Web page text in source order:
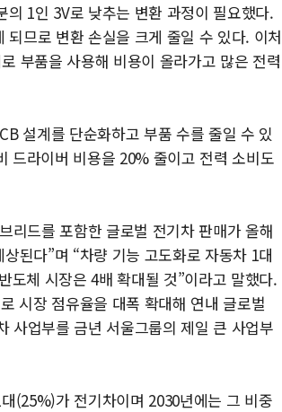
1인 3V로 낮추는 변환 과정이 필요했다.
므로 변환 손실을 크게 줄일 수 있다. 이처
부품을 사용해 비용이 올라가고 많은 전력
설계를 단순화하고 부품 수를 줄일 수 있
드라이버 비용을 20% 줄이고 전력 소비도
드를 포함한 글로벌 전기차 판매가 올해
된다”며 “차량 기능 고도화로 자동차 1대
도체 시장은 4배 확대될 것”이라고 말했다.
시장 점유율을 대폭 확대해 연내 글로벌
사업부를 금년 서울그룹의 제일 큰 사업부
(25%)가 전기차이며 2030년에는 그 비중